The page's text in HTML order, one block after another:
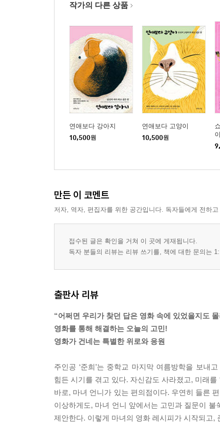
작가의 다른 상품
연애보다 강아지
10,500원
연애보다 고양이
10,500원
만든 이 코멘트
저자, 역자, 편집자를 위한 공간입니다. 독자들에게 전하
접수된 글은 확인을 거쳐 이 곳에 게재됩니다.
독자 분들의 리뷰는 리뷰 쓰기를, 책에 대한 문의는
출판사 리뷰
“어쩌면 우리가 찾던 답은 영화 속에 있었을지도
영화를 통해 해결하는 오늘의 고민!
영화가 건네는 특별한 위로와 응원
주인공 ‘준희’는 중학교 마지막 여름방학을 보
힘든 시기를 겪고 있다. 자신감도 사라졌고, 미래
바로, 마녀 언니가 있는 편의점이다. 우연히 들른
이상하게도, 마녀 언니 앞에서는 고민과 질문이
제안한다. 이렇게 마녀의 영화 레시피가 시작되고